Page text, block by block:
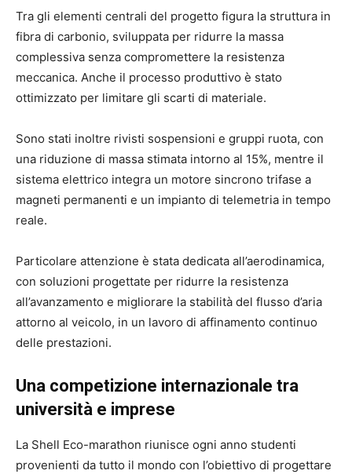
Tra gli elementi centrali del progetto figura la struttura in
fibra di carbonio, sviluppata per ridurre la massa
complessiva senza compromettere la resistenza
meccanica. Anche il processo produttivo è stato
ottimizzato per limitare gli scarti di materiale.
Sono stati inoltre rivisti sospensioni e gruppi ruota, con
una riduzione di massa stimata intorno al 15%, mentre il
sistema elettrico integra un motore sincrono trifase a
magneti permanenti e un impianto di telemetria in tempo
reale.
Particolare attenzione è stata dedicata all’aerodinamica,
con soluzioni progettate per ridurre la resistenza
all’avanzamento e migliorare la stabilità del flusso d’aria
attorno al veicolo, in un lavoro di affinamento continuo
delle prestazioni.
Una competizione internazionale tra
università e imprese
La Shell Eco-marathon riunisce ogni anno studenti
provenienti da tutto il mondo con l’obiettivo di progettare